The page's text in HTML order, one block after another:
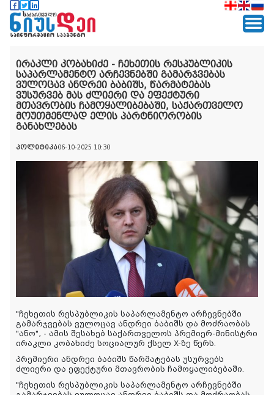
ირაკლი კობახიძე - ჩეხეთის რესპუბლიკის
საპარლამენტო არჩევნებში გამარჯვებას
ვულოცავ ანდრეი ბაბიშს, წარმატებას
ვუსურვებ მას ძლიერი და ეფექტური
მთავრობის ჩამოყალიბებაში, საქართველო
მოუთმენლად ელის პარტნიორობის
განახლებას
პოლიტიკა06-10-2025 10:30
"ჩეხეთის რესპუბლიკის საპარლამენტო არჩევნებში
გამარჯვებას ვულოცავ ანდრეი ბაბიშს და მოძრაობას
"ანო", - ამის შესახებ საქართველოს პრემიერ-მინისტრი
ირაკლი კობახიძე სოციალურ ქსელ X-ზე წერს.
პრემიერი ანდრეი ბაბიშს წარმატებას უსურვებს
ძლიერი და ეფექტური მთავრობის ჩამოყალიბებაში.
"ჩეხეთის რესპუბლიკის საპარლამენტო არჩევნებში